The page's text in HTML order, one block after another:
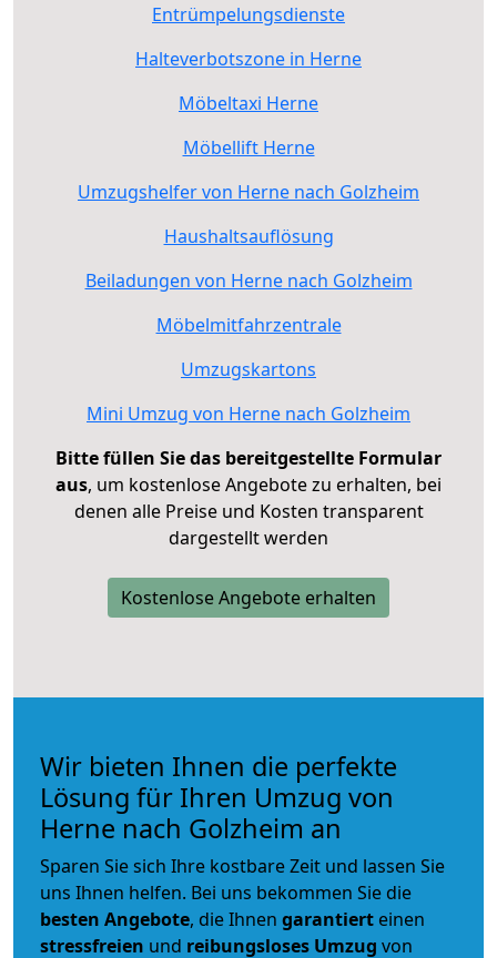
Entrümpelungsdienste
Halteverbotszone in Herne
Möbeltaxi Herne
Möbellift Herne
Umzugshelfer von Herne nach Golzheim
Haushaltsauflösung
Beiladungen von Herne nach Golzheim
Möbelmitfahrzentrale
Umzugskartons
Mini Umzug von Herne nach Golzheim
Bitte füllen Sie das bereitgestellte Formular
aus, um kostenlose Angebote zu erhalten, bei
denen alle Preise und Kosten transparent
dargestellt werden
Kostenlose Angebote erhalten
Wir bieten Ihnen die perfekte
Lösung für Ihren Umzug von
Herne nach Golzheim an
Sparen Sie sich Ihre kostbare Zeit und lassen Sie
uns Ihnen helfen. Bei uns bekommen Sie die
besten Angebote, die Ihnen garantiert einen
stressfreien und reibungsloses Umzug von